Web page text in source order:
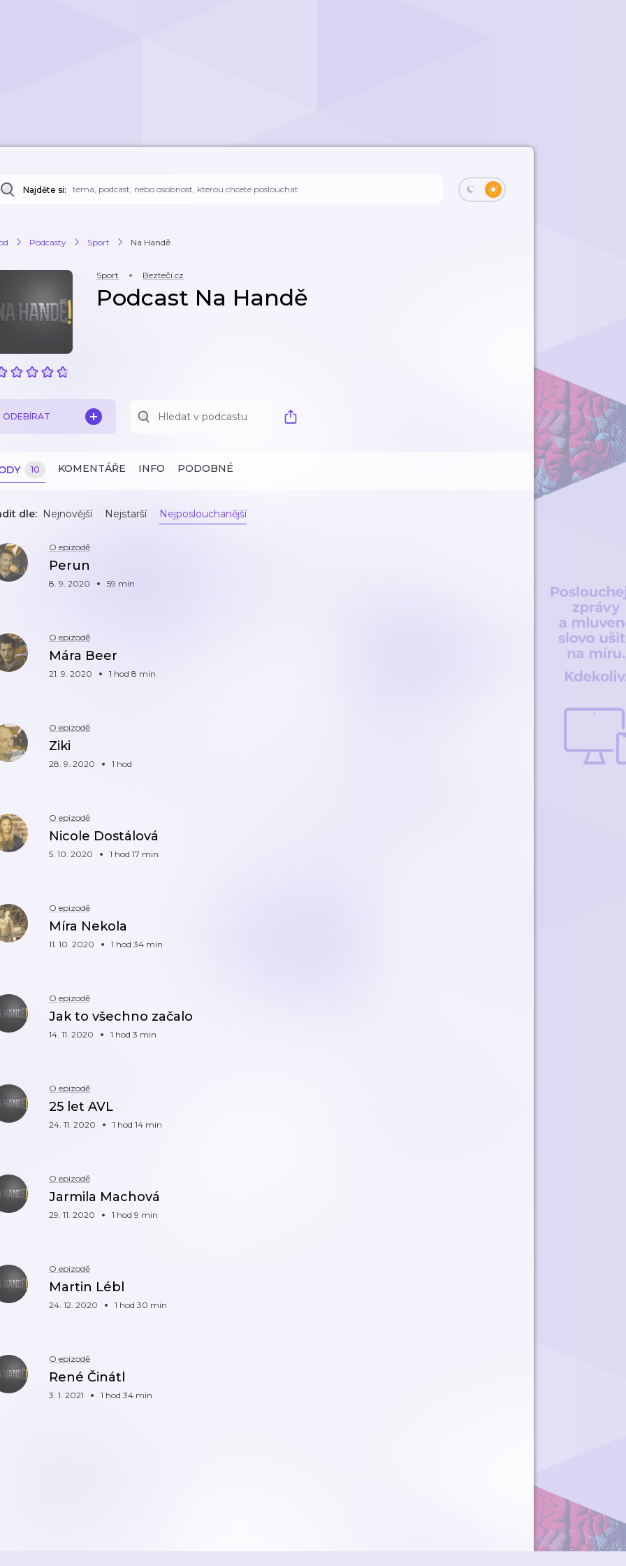
Najděte si:
Podcasty Sport Na Handě
Sport Beztečí.cz
Podcast Na Handě
ODEBÍRAT
10 KOMENTÁŘE INFO PODOBNÉ
dle: Nejnovější Nejstarší Nejposlouchanější
O epizodě
Perun
8. 9. 2020 59 min
O epizodě
Mára Beer
21. 9. 2020 1 hod 8 min
O epizodě
Ziki
28. 9. 2020 1 hod
O epizodě
Nicole Dostálová
5. 10. 2020 1 hod 17 min
O epizodě
Míra Nekola
11. 10. 2020 1 hod 34 min
O epizodě
Jak to všechno začalo
14. 11. 2020 1 hod 3 min
O epizodě
25 let AVL
24. 11. 2020 1 hod 14 min
O epizodě
Jarmila Machová
29. 11. 2020 1 hod 9 min
O epizodě
Martin Lébl
24. 12. 2020 1 hod 30 min
O epizodě
René Činátl
3. 1. 2021 1 hod 34 min